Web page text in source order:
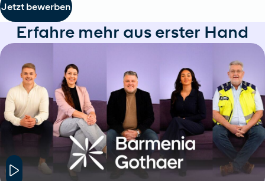
Jetzt bewerben
Erfahre mehr aus erster Hand
Hier klicken um das Modal Fenster zu öffnen